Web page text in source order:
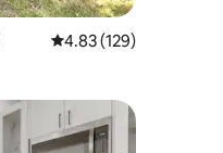
5 ರಲ್ಲಿ 4.83 ಸರಾಸರಿ
4.83 (129)